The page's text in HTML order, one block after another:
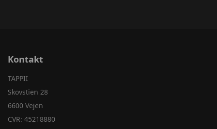
Kontakt
TAPPII
Skovstien 28
6600 Vejen
CVR: 45218880